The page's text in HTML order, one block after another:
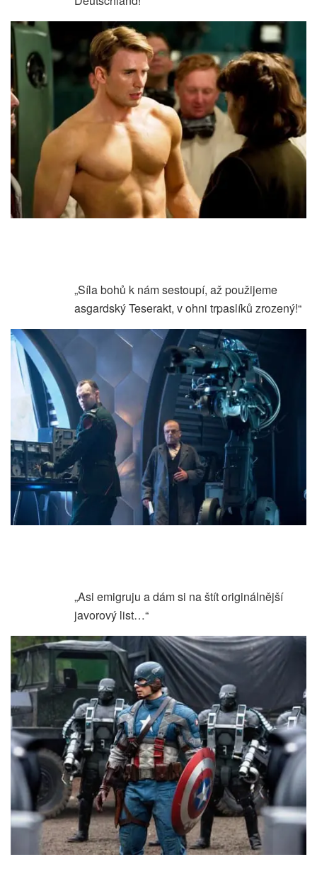
„Síla bohů k nám sestoupí, až použijeme
asgardský Teserakt, v ohni trpaslíků zrozený!“
„Asi emigruju a dám si na štít originálnější
javorový list…“